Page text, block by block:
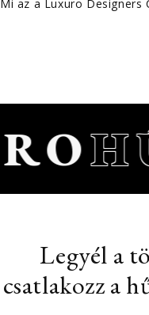
Mi az a Luxuro Designers
Legyél a
csatlakozz a